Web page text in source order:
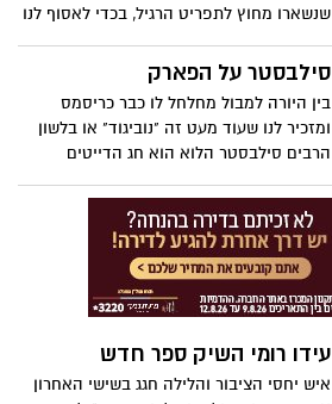
שנשארו מחוץ לתפריט הרגיל, בכדי לאסוף לנו
חבלי ארץ אם תרצו, או בשבילכם ממטעמי
היבשת -לתפריט סגור לכבוד חג הדייטים!!!
אז קבלו...
סילבסטר על הפארק
בין היורה למבול מחלחל לו כבר כריסמס
ומזכיר לנו שעוד מעט זה "נוביגוד" או בלשון
הרבים סילבסטר הלוא הוא חג הדייטים
תירוץ לשפים להוליד את פרי דמיונם אל תוך
הצלחת.האספרסו בר שבגן העיר ראשל"צ
והשף החדש חנן פרץ מציגים תפריט סגור וחד
פעמי ב-280 ₪ לזוג.
עידו רומי השיק ספר חדש
איש יחסי הציבור והלילה חגג בשישי האחרון